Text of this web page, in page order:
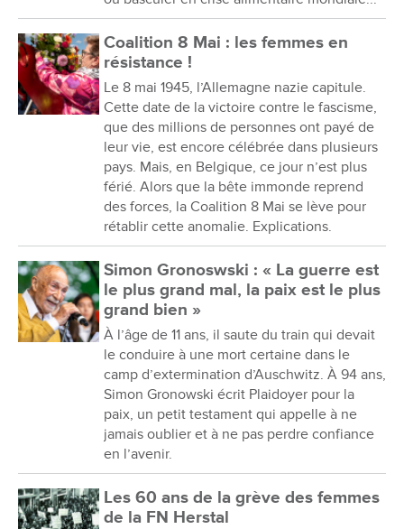
Coalition 8 Mai : les femmes en
résistance !
Le 8 mai 1945, l’Allemagne nazie capitule.
Cette date de la victoire contre le fascisme,
que des millions de personnes ont payé de
leur vie, est encore célébrée dans plusieurs
pays. Mais, en Belgique, ce jour n’est plus
férié. Alors que la bête immonde reprend
des forces, la Coalition 8 Mai se lève pour
rétablir cette anomalie. Explications.
Simon Gronoswski : « La guerre est
le plus grand mal, la paix est le plus
grand bien »
À l’âge de 11 ans, il saute du train qui devait
le conduire à une mort certaine dans le
camp d’extermination d’Auschwitz. À 94 ans,
Simon Gronowski écrit Plaidoyer pour la
paix, un petit testament qui appelle à ne
jamais oublier et à ne pas perdre confiance
en l’avenir.
Les 60 ans de la grève des femmes
de la FN Herstal